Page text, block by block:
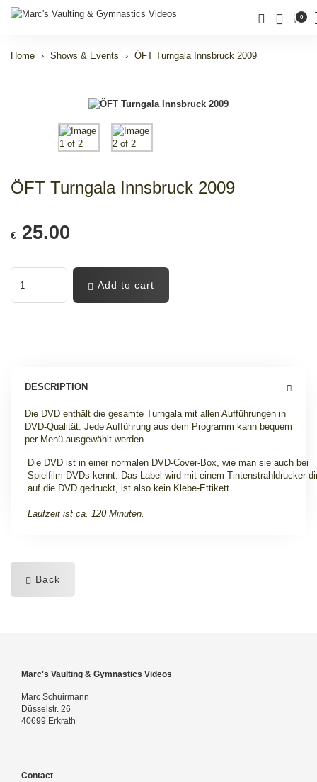
0
Home Shows & Events ÖFT Turngala Innsbruck 2009
ÖFT Turngala Innsbruck 2009
€ 25.00
Add to cart
DESCRIPTION
Die DVD enthält die gesamte Turngala mit allen Aufführungen in
DVD-Qualität. Jede Aufführung aus dem Programm kann bequem
per Menü ausgewählt werden.
Die DVD ist in einer normalen DVD-Cover-Box, wie man sie auch bei
Spielfilm-DVDs kennt. Das Label wird mit einem Tintenstrahldrucker
auf die DVD gedruckt, ist also kein Klebe-Ettikett.
Laufzeit ist ca. 120 Minuten.
Back
Marc's Vaulting & Gymnastics Videos
Marc Schuirmann
Düsselstr. 26
40699 Erkrath
Contact